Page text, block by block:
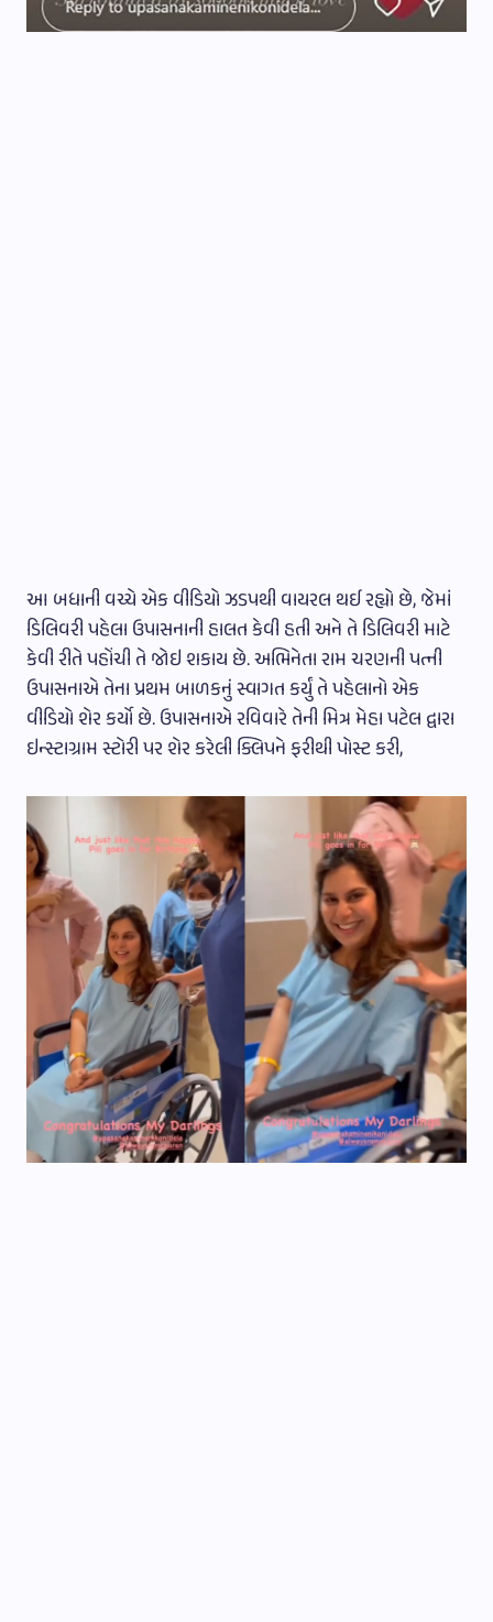
આ બધાની વચ્ચે એક વીડિયો ઝડપથી વાયરલ થઈ રહ્યો છે, જેમાં
ડિલિવરી પહેલા ઉપાસનાની હાલત કેવી હતી અને તે ડિલિવરી માટે
કેવી રીતે પહોંચી તે જોઇ શકાય છે. અભિનેતા રામ ચરણની પત્ની
ઉપાસનાએ તેના પ્રથમ બાળકનું સ્વાગત કર્યું તે પહેલાનો એક
વીડિયો શેર કર્યો છે. ઉપાસનાએ રવિવારે તેની મિત્ર મેહા પટેલ દ્વારા
ઇન્સ્ટાગ્રામ સ્ટોરી પર શેર કરેલી ક્લિપને ફરીથી પોસ્ટ કરી,